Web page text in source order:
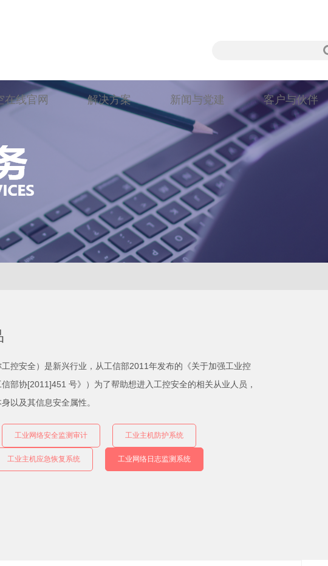
在线官网 解决方案 新闻与党建 客户与伙伴
控安全）是新兴行业，从工信部2011年发布的《关于加强工业控
部协[2011]451 号》）为了帮助想进入工控安全的相关从业人员，
以及其信息安全属性。
工业网络安全监测审计 工业主机防护系统
工业主机应急恢复系统 工业网络日志监测系统